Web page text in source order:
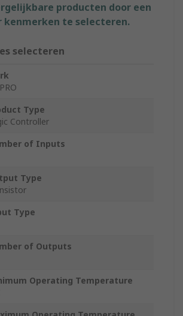
producten door een
kenmerken te selecteren.
selecteren
Type
Controller
of Inputs
Type
Type
of Outputs
Operating Temperature